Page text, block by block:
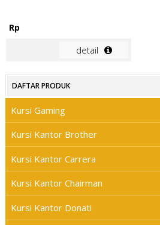
Rp
detail
DAFTAR PRODUK
Kursi Gaming
Kursi Kantor Brother
Kursi Kantor Carrera
Kursi Kantor Chairman
Kursi Kantor Donati